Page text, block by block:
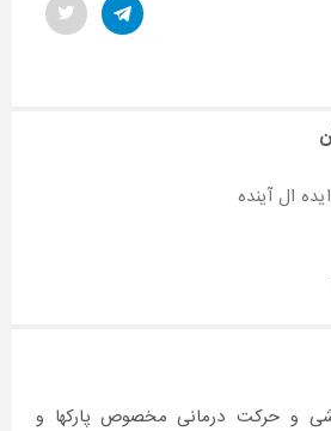
ال آینده
و حرکت درمانی مخصوص پارکها و